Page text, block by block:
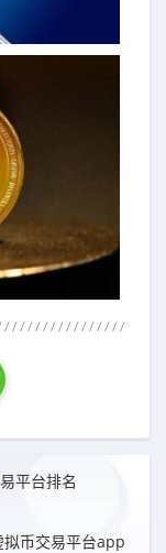
平台排名
币交易平台app